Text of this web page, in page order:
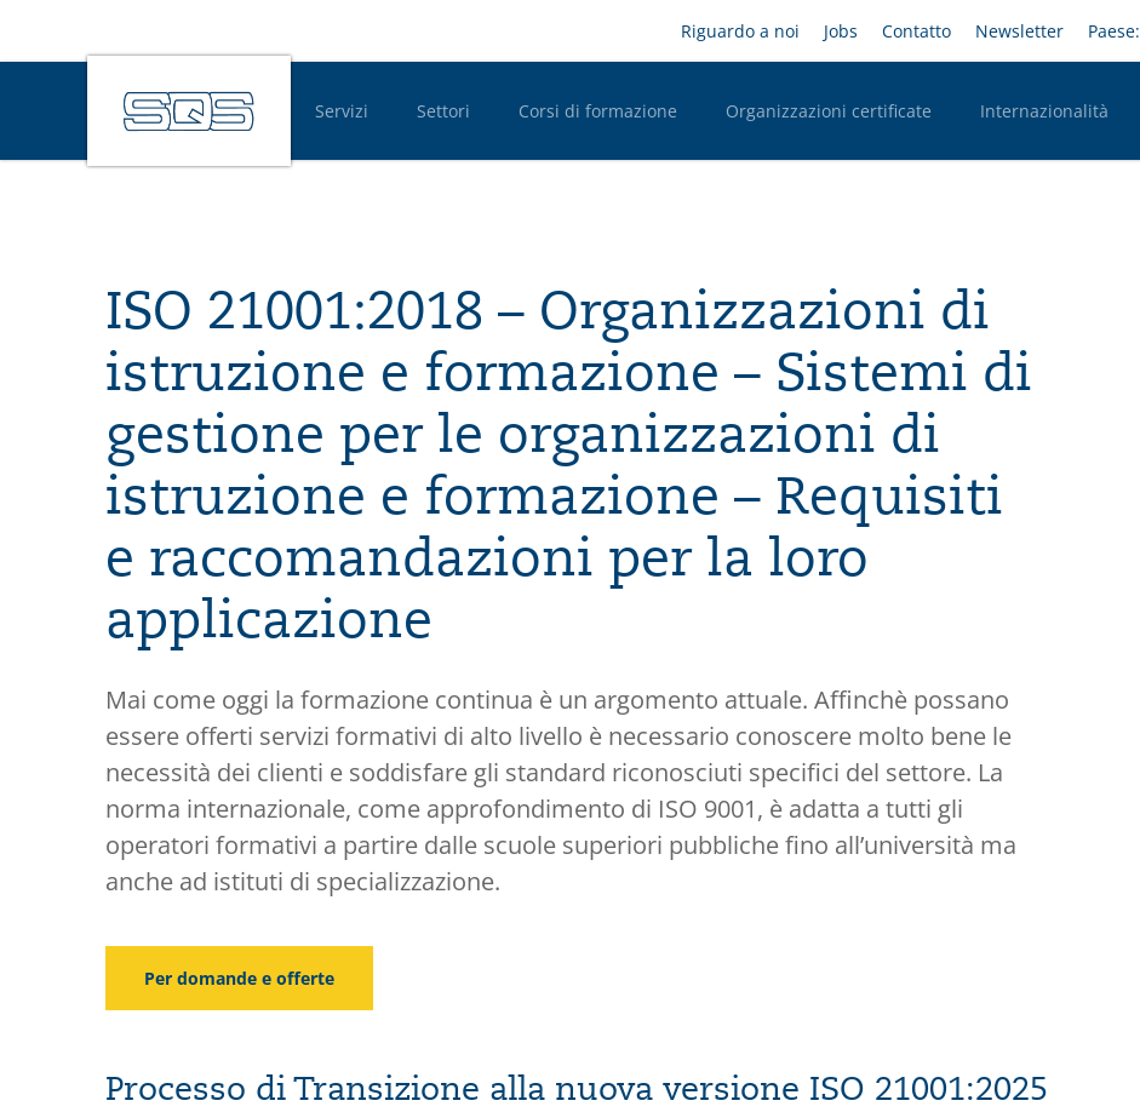
al
contenuto
Headernavigation
Riguardo a noi Jobs Contatto Newsletter Paese:
Hauptnavigation Desktop
Servizi Settori Corsi di formazione Organizzazioni certificate Internazionalità
ISO 21001:2018 – Organizzazioni di
istruzione e formazione – Sistemi di
gestione per le organizzazioni di
istruzione e formazione – Requisiti
e raccomandazioni per la loro
applicazione
Mai come oggi la formazione continua è un argomento attuale. Affinchè possano
essere offerti servizi formativi di alto livello è necessario conoscere molto bene le
necessità dei clienti e soddisfare gli standard riconosciuti specifici del settore. La
norma internazionale, come approfondimento di ISO 9001, è adatta a tutti gli
operatori formativi a partire dalle scuole superiori pubbliche fino all’università ma
anche ad istituti di specializzazione.
Per domande e offerte
Processo di Transizione alla nuova versione ISO 21001:2025